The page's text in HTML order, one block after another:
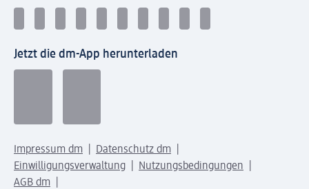
Jetzt die dm-App herunterladen
Impressum dm
Datenschutz dm
Einwilligungsverwaltung
Nutzungsbedingungen
AGB dm